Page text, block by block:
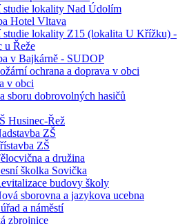
studie lokality Nad Údolím
Hotel Vltava
studie lokality Z15 (lokalita U Křížku) -
u Řeže
v Bajkárně - SUDOP
ochrana a doprava v obci
v obci
sboru dobrovolných hasičů
Husinec-Řež
ZŠ
ZŠ
a družina
školka Sovička
budovy školy
sborovna a jazykova ucebna
a náměstí
zbrojnice